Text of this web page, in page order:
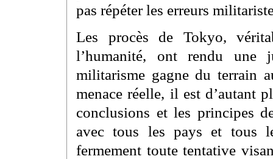
pas répéter les erreurs
Les procès de Tokyo,
l’humanité, ont rendu une
militarisme gagne du terrain
menace réelle, il est d’autant
conclusions et les principes
avec tous les pays et tous
fermement toute tentative